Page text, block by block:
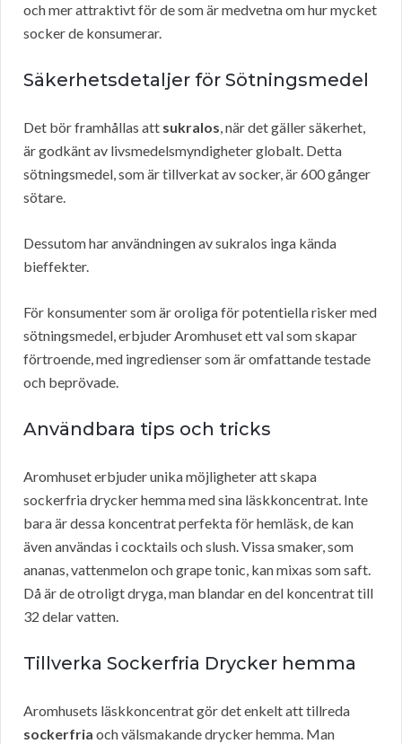
och mer attraktivt för de som är medvetna om hur mycket
socker de konsumerar.
Säkerhetsdetaljer för Sötningsmedel
Det bör framhållas att sukralos, när det gäller säkerhet,
är godkänt av livsmedelsmyndigheter globalt. Detta
sötningsmedel, som är tillverkat av socker, är 600 gånger
sötare.
Dessutom har användningen av sukralos inga kända
bieffekter.
För konsumenter som är oroliga för potentiella risker med
sötningsmedel, erbjuder Aromhuset ett val som skapar
förtroende, med ingredienser som är omfattande testade
och beprövade.
Användbara tips och tricks
Aromhuset erbjuder unika möjligheter att skapa
sockerfria drycker hemma med sina läskkoncentrat. Inte
bara är dessa koncentrat perfekta för hemläsk, de kan
även användas i cocktails och slush. Vissa smaker, som
ananas, vattenmelon och grape tonic, kan mixas som saft.
Då är de otroligt dryga, man blandar en del koncentrat till
32 delar vatten.
Tillverka Sockerfria Drycker hemma
Aromhusets läskkoncentrat gör det enkelt att tillreda
sockerfria och välsmakande drycker hemma. Man